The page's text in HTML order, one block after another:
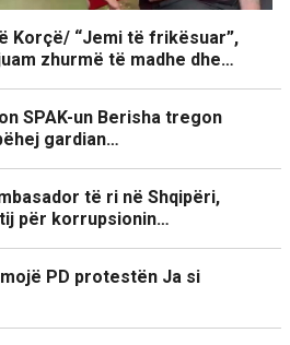
Korçë/ “Jemi të frikësuar”,
zhurmë të madhe dhe…
SPAK-un Berisha tregon
gardian…
të ri në Shqipëri,
për korrupsionin…
PD protestën Ja si